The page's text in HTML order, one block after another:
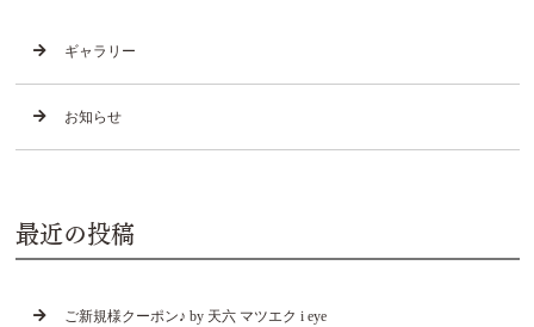
ギャラリー
お知らせ
最近の投稿
ご新規様クーポン♪ by 天六 マツエク i eye